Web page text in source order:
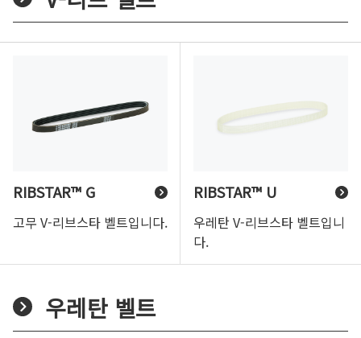
RIBSTAR™ G
고무 V-리브스타 벨트입니다.
RIBSTAR™ U
우레탄 V-리브스타 벨트입니
다.
우레탄 벨트